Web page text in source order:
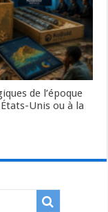
de l’époque
Unis ou à la